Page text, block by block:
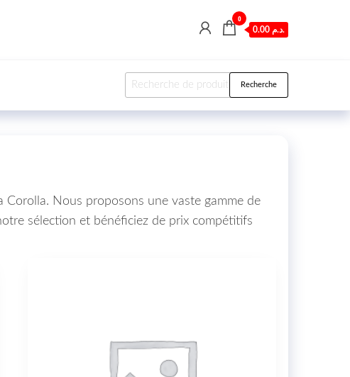
0
0.00 د.م.
Recherche pour : Recherche
Corolla. Nous proposons une vaste gamme de
sélection et bénéficiez de prix compétitifs